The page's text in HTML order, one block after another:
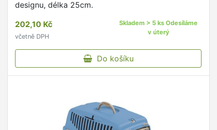
designu, délka 25cm.
202,10 Kč
včetně DPH
Skladem > 5 ks Odesíláme
v úterý
Do košíku